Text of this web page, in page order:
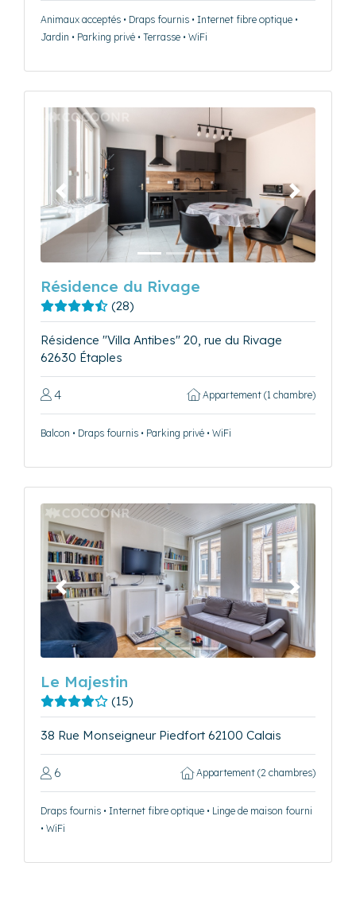
Animaux acceptés • Draps fournis • Internet fibre optique •
Jardin • Parking privé • Terrasse • WiFi
Précédent Suivant
Résidence du Rivage
(28)
Résidence "Villa Antibes" 20, rue du Rivage
62630 Étaples
4 Appartement (1 chambre)
Balcon • Draps fournis • Parking privé • WiFi
Précédent Suivant
Le Majestin
(15)
38 Rue Monseigneur Piedfort 62100 Calais
6 Appartement (2 chambres)
Draps fournis • Internet fibre optique • Linge de maison fourni
• WiFi